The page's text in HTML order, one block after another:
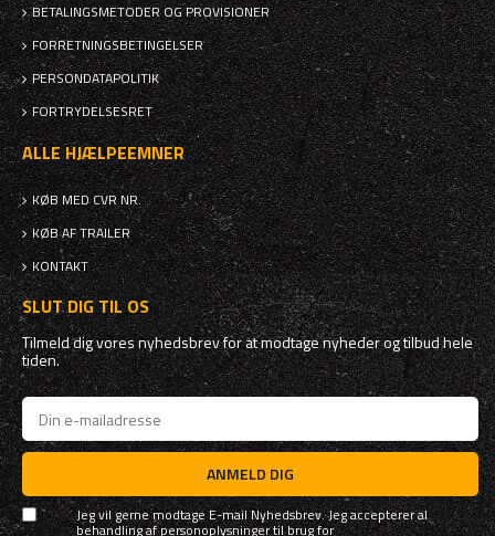
BETALINGSMETODER OG PROVISIONER
FORRETNINGSBETINGELSER
PERSONDATAPOLITIK
FORTRYDELSESRET
ALLE HJÆLPEEMNER
KØB MED CVR NR.
KØB AF TRAILER
KONTAKT
SLUT DIG TIL OS
Tilmeld dig vores nyhedsbrev for at modtage nyheder og tilbud hele
tiden.
ANMELD DIG
Jeg vil gerne modtage E-mail Nyhedsbrev. Jeg accepterer al
behandling af personoplysninger til brug for